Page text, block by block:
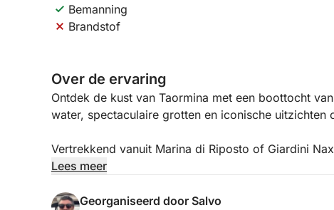
Bemanning
Brandstof
Over de ervaring
Ontdek de kust van Taormina met een boottocht
water, spectaculaire grotten en iconische uitzichten
Vertrekkend vanuit Marina di Riposto of Giardini
betoverende stukken van de Middellandse Zee,
Isola Bella, Capo Taormina en de indrukwekkende
Lees meer
Georganiseerd door Salvo